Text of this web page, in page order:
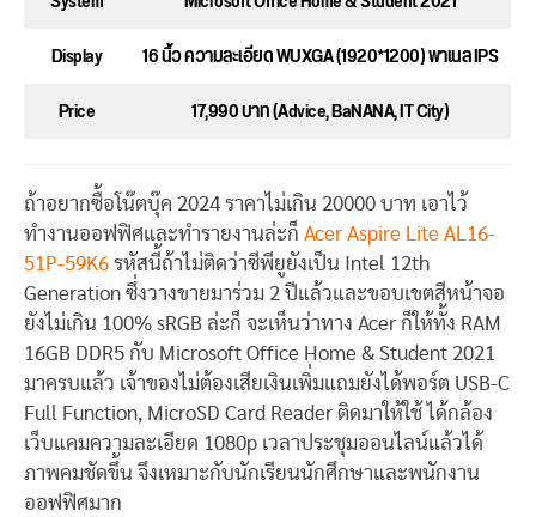
Display
16 นิ้ว ความละเอียด WUXGA (1920*1200) พาเนล IPS
Price
17,990 บาท (Advice, BaNANA, IT City)
ถ้าอยากซื้อโน๊ตบุ๊ค 2024 ราคาไม่เกิน 20000 บาท เอาไว้
ทำงานออฟฟิศและทำรายงานล่ะก็ Acer Aspire Lite AL16-
51P-59K6 รหัสนี้ถ้าไม่ติดว่าซีพียูยังเป็น Intel 12th
Generation ซึ่งวางขายมาร่วม 2 ปีแล้วและขอบเขตสีหน้าจอ
ยังไม่เกิน 100% sRGB ล่ะก็ จะเห็นว่าทาง Acer ก็ให้ทั้ง RAM
16GB DDR5 กับ Microsoft Office Home & Student 2021
มาครบแล้ว เจ้าของไม่ต้องเสียเงินเพิ่มแถมยังได้พอร์ต USB-C
Full Function, MicroSD Card Reader ติดมาให้ใช้ ได้กล้อง
เว็บแคมความละเอียด 1080p เวลาประชุมออนไลน์แล้วได้
ภาพคมชัดขึ้น จึงเหมาะกับนักเรียนนักศึกษาและพนักงาน
ออฟฟิศมาก